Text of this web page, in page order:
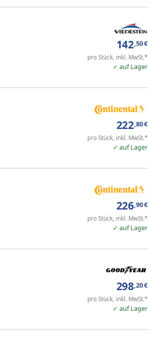
142,50€
pro Stück, inkl. MwSt.*
✓ auf Lager
222,80€
pro Stück, inkl. MwSt.*
✓ auf Lager
226,90€
pro Stück, inkl. MwSt.*
✓ auf Lager
298,20€
pro Stück, inkl. MwSt.*
✓ auf Lager